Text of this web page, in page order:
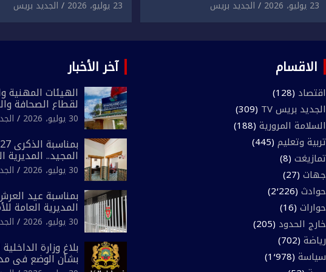
في حق سائح أجنبي.
23 يوليو، 2026 الجديد بريس
ومحاولة إضرام النار عمدا.
23 يوليو، 2026 الجديد بريس
الاقسام
اقتصاد (128)
الجديد بريس TV
(309)
السلامة المرورية (188)
تربية وتعليم (445)
تمازيغت (8)
جهات (27)
حوادث (2٬226)
حوارات (16)
خارج الحدود (205)
رياضة (702)
سياسة (1٬978)
آخر الأخبار
الهيئات المهنية
لقطاع الصحافة
المغرب تعلن
لـ”أي أجندة
مقاس سياسي
30 يوليو، 2026
المجيد.. المديرية
الوطني تفتتح
لفرقة الشرطة
30 يوليو، 2026
بمناسبة عيد
المديرية العامة
تعزز البنية الأمنية
بإحداث فرقتين
30 يوليو، 2026
بلاغ وزارة
بشأن الوضع في